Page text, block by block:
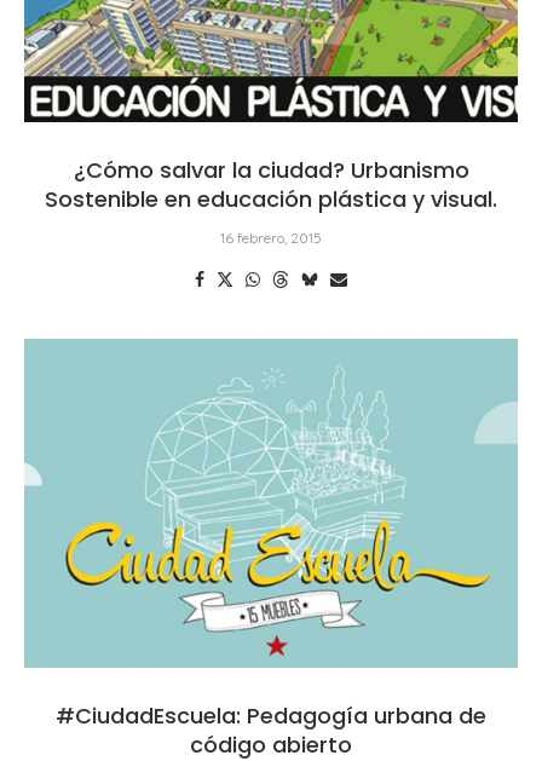
¿Cómo salvar la ciudad? Urbanismo
Sostenible en educación plástica y visual.
16 febrero, 2015
#CiudadEscuela: Pedagogía urbana de
código abierto